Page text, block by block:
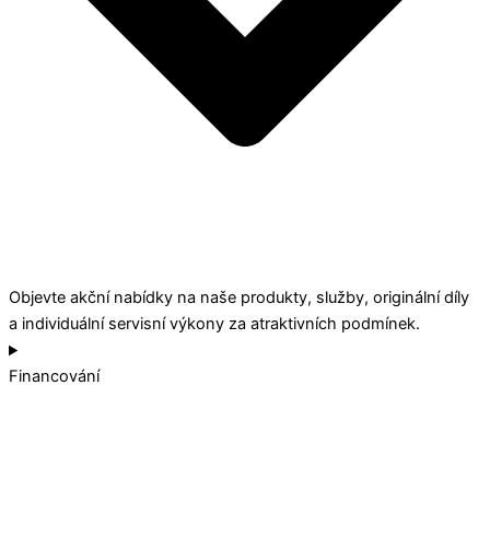
Objevte akční nabídky na naše produkty, služby, originální díly
a individuální servisní výkony za atraktivních podmínek.
Financování